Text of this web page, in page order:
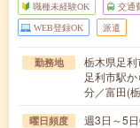
職種未経験OK 交通
WEB登録OK 派遣
勤務地
栃木県足利
足利市駅
分／富田(
曜日頻度 週3日～5